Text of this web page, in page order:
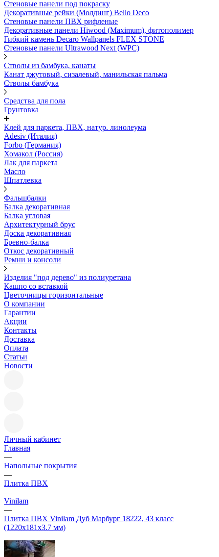
Стеновые панели под покраску
Декоративные рейки (Молдинг) Bello Deco
Стеновые панели ПВХ рифленыe
Декоративные панели Hiwood (Maximum), фитополимер
Гибкий камень Decaro Wallpanels FLEX STONE
Стеновые панели Ultrawood Next (WPC)
Стволы из бамбука, канаты
Канат джутовый, сизалевый, манильская пальма
Стволы бамбука
Средства для пола
Грунтовка
Клей для паркета, ПВХ, натур. линолеума
Adesiv (Италия)
Forbo (Германия)
Хомакол (Россия)
Лак для паркета
Масло
Шпатлевка
Фальшбалки
Балка декоративная
Балка угловая
Архитектурный брус
Доска декоративная
Бревно-балка
Откос декоративный
Ремни и консоли
Изделия "под дерево" из полиуретана
Кашпо со вставкой
Цветочницы горизонтальные
О компании
Гарантии
Акции
Контакты
Доставка
Оплата
Статьи
Новости
Личный кабинет
Главная
—
Напольные покрытия
—
Плитка ПВХ
—
Vinilam
—
Плитка ПВХ Vinilam Дуб Марбург 18222, 43 класс
(1220х181х3.7 мм)